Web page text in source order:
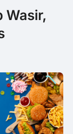
Wasir,